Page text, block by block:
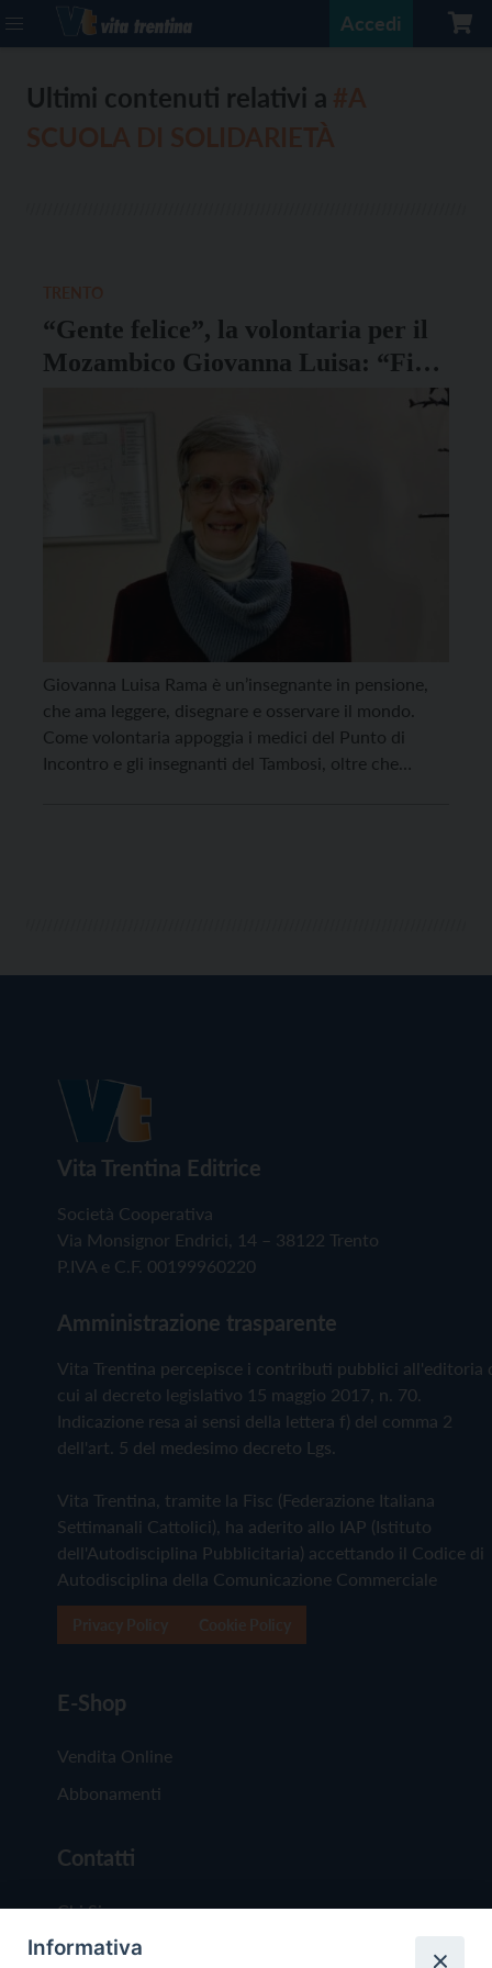
Accedi
Ultimi contenuti relativi a
“Gente felice”, la volontaria per il
Mozambico Giovanna Luisa: “Fin
da piccola volevo cambiare le cose”
Giovanna Luisa Rama è un’insegnante in pensione,
che ama leggere, disegnare e osservare il mondo.
Come volontaria appoggia i medici del Punto di
Incontro e gli insegnanti del Tambosi, oltre che
Vita Trentina Editrice
Società Cooperativa
Via Monsignor Endrici, 14 – 38122 Trento
P.IVA e C.F. 00199960220
Amministrazione trasparente
Vita Trentina percepisce i contributi pubblici all'editoria
cui al decreto legislativo 15 maggio 2017, n. 70.
Indicazione resa ai sensi della lettera f) del comma 2
dell'art. 5 del medesimo decreto Lgs.
Vita Trentina, tramite la Fisc (Federazione Italiana
Settimanali Cattolici), ha aderito allo IAP (Istituto
dell'Autodisciplina Pubblicitaria) accettando il Codice di
Autodisciplina della Comunicazione Commerciale
E-Shop
Vendita Online
Abbonamenti
Contatti
Chi Siamo
Redazione
Informativa